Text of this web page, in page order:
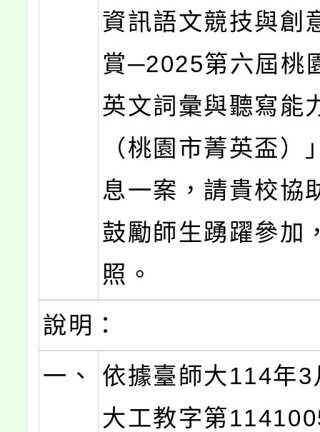
資訊語文競技與創
賞─2025第六屆桃
英文詞彙與聽寫能
（桃園市菁英盃）
息一案，請貴校協
鼓勵師生踴躍參加
照。
說明：
一、
依據臺師大114年
大工教字第